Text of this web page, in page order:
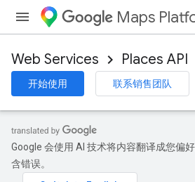
Maps
Web Services Places API
开始使用 联系销售团队
Google 会使用 AI 技术将内容翻译成您偏
含错误。